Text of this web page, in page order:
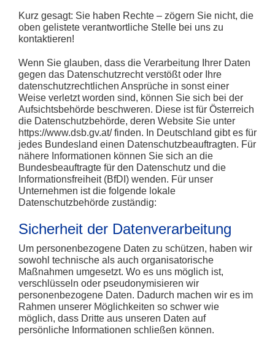
Kurz gesagt: Sie haben Rechte – zögern Sie nicht, die
oben gelistete verantwortliche Stelle bei uns zu
kontaktieren!
Wenn Sie glauben, dass die Verarbeitung Ihrer Daten
gegen das Datenschutzrecht verstößt oder Ihre
datenschutzrechtlichen Ansprüche in sonst einer
Weise verletzt worden sind, können Sie sich bei der
Aufsichtsbehörde beschweren. Diese ist für Österreich
die Datenschutzbehörde, deren Website Sie unter
https://www.dsb.gv.at/finden. In Deutschland gibt es für
jedes Bundesland einen Datenschutzbeauftragten. Für
nähere Informationen können Sie sich an die
Bundesbeauftragte für den Datenschutz und die
Informationsfreiheit (BfDI)wenden. Für unser
Unternehmen ist die folgende lokale
Datenschutzbehörde zuständig:
Sicherheit der Datenverarbeitung
Um personenbezogene Daten zu schützen, haben wir
sowohl technische als auch organisatorische
Maßnahmen umgesetzt. Wo es uns möglich ist,
verschlüsseln oder pseudonymisieren wir
personenbezogene Daten. Dadurch machen wir es im
Rahmen unserer Möglichkeiten so schwer wie
möglich, dass Dritte aus unseren Daten auf
persönliche Informationen schließen können.